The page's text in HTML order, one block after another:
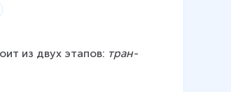
из двух эта­пов: тран­